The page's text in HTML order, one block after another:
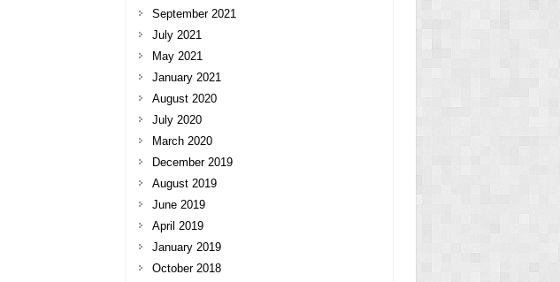
September 2021
July 2021
May 2021
January 2021
August 2020
July 2020
March 2020
December 2019
August 2019
June 2019
April 2019
January 2019
October 2018